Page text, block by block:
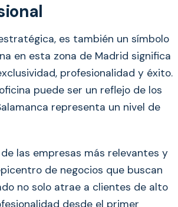
es también un símbolo
en esta zona de Madrid significa
profesionalidad y éxito.
puede ser un reflejo de los
representa un nivel de
las empresas más relevantes y
de negocios que buscan
no solo atrae a clientes de alto
desde el primer